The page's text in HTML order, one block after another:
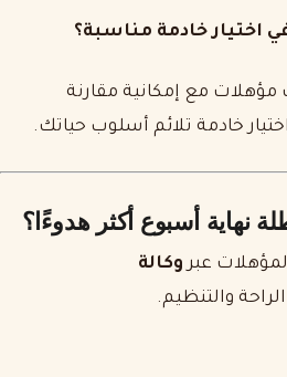
مؤهلات مع إمكانية مقارنة
خادمة تلائم أسلوب حياتك.
أسبوع أكثر هدوءًا؟
عبروكالة
الراحة والتنظيم.